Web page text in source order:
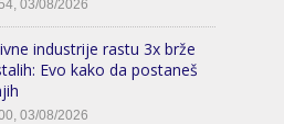
03/08/2026
industrije rastu 3x brže
Evo kako da postaneš
03/08/2026